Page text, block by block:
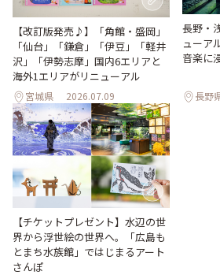
【改訂版発売♪】「角館・盛岡」
「仙台」「鎌倉」「伊豆」「軽井
沢」「伊勢志摩」国内6エリアと
海外1エリアがリニューアル
宮城県 2026.07.09
長野・
ューア
音楽に
長野
【チケットプレゼント】水辺の世
界から浮世絵の世界へ。「広島も
とまち水族館」ではじまるアート
さんぽ